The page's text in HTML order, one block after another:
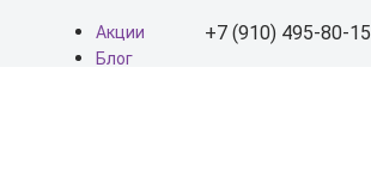
Акции
Блог
+7 (910) 495-80-15